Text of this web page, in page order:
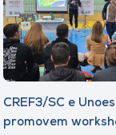
CREF3/SC e
promovem